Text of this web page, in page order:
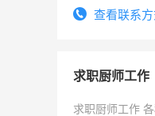
查看联系
求职厨师工作
求职厨师工作